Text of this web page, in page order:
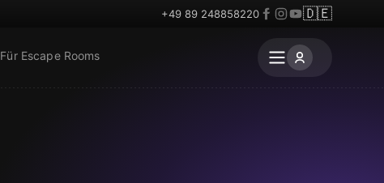
+49 89 248858220 🇩🇪
Für Escape Rooms